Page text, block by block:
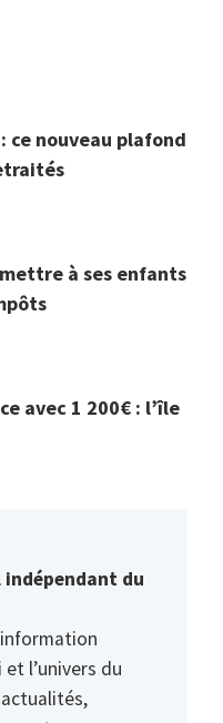
ce nouveau plafond
à ses enfants
avec 1 200€ : l’île
du
l’univers du